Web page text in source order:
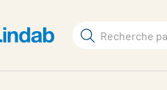
Rechercher
sur